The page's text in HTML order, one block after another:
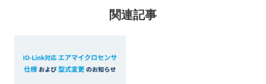
関連記事